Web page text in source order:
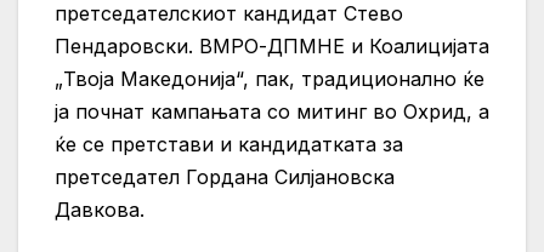
претседателскиот кандидат Стево
Пендаровски. ВМРО-ДПМНЕ и Коалицијата
„Твоја Македонија“, пак, традиционално ќе
ја почнат кампањата со митинг во Охрид, а
ќе се претстави и кандидатката за
претседател Гордана Силјановска
Давкова.